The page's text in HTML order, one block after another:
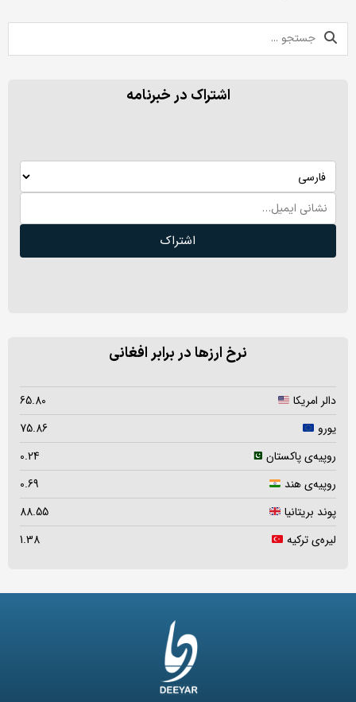
اشتراک در خبرنامه
اشتراک
نرخ ارزها در برابر افغانی
دالر امریکا
65.80
یورو
75.86
روپیه‌ی پاکستان
0.24
روپیه‌ی هند
0.69
پوند بریتانیا
88.55
لیره‌ی ترکیه
1.38